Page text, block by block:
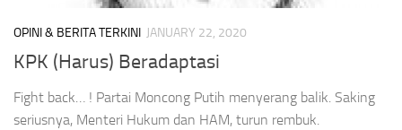
OPINI & BERITA TERKINI JANUARY 22, 2020
KPK (Harus) Beradaptasi
Fight back… ! Partai Moncong Putih menyerang balik. Saking
seriusnya, Menteri Hukum dan HAM, turun rembuk.